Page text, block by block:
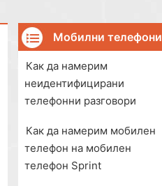
Мобилни телефони
Как да намерим
неидентифицирани
телефонни разговори
Как да намерим мобилен
телефон на мобилен
телефон Sprint